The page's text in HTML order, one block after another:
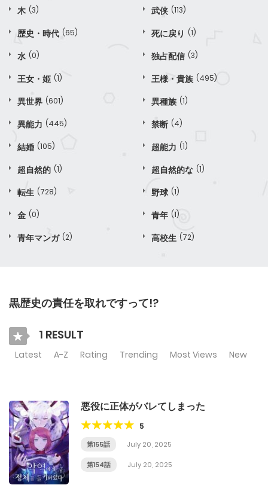
木 (3) 武侠 (113)
歴史・時代 (65) 死に戻り (1)
水 (0) 独占配信 (3)
王女・姫 (1) 王様・貴族 (495)
異世界 (601) 異種族 (1)
異能力 (445) 禁断 (4)
結婚 (105) 超能力 (1)
超自然的 (1) 超自然的な (1)
転生 (728) 野球 (1)
金 (0) 青年 (1)
青年マンガ (2) 高校生 (72)
黒歴史の責任を取れですって!?
1 RESULT
Latest A-Z Rating Trending Most Views New
悪役に正体がバレてしまった
5
第155話 July 20, 2025
第154話 July 20, 2025